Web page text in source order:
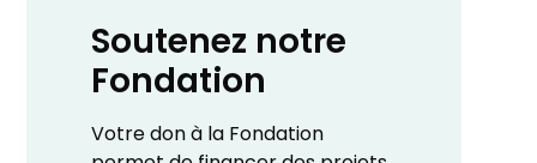
Soutenez notre
Fondation
Votre don à la Fondation